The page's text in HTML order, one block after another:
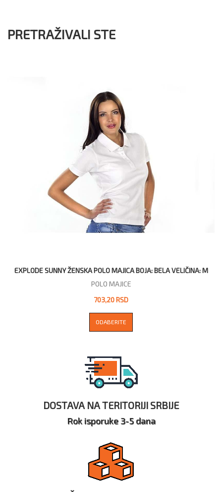
PRETRAŽIVALI STE
EXPLODE SUNNY ŽENSKA POLO MAJICA BOJA: BELA VELIČINA: M
POLO MAJICE
703,20 RSD
ODABERITE
DOSTAVA NA TERITORIJI SRBIJE
Rok isporuke 3-5 dana